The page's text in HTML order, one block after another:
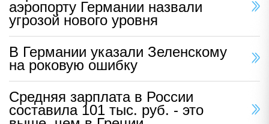
аэропорту Германии назвали
угрозой нового уровня
В Германии указали Зеленскому
на роковую ошибку
Средняя зарплата в России
составила 101 тыс. руб. - это